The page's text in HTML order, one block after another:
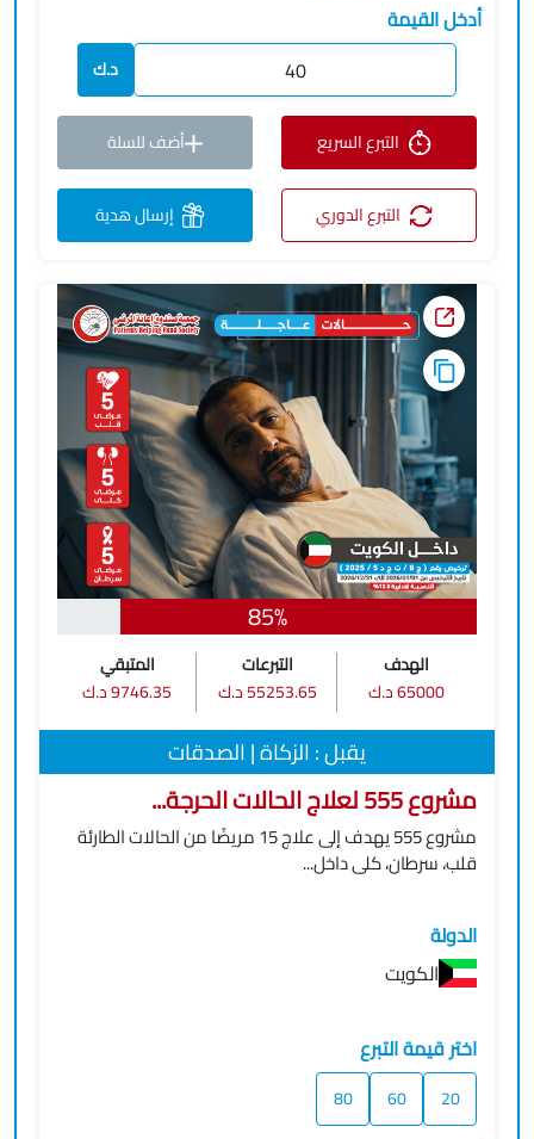
أدخل القيمة
د.ك
التبرع السريع أضف للسلة
التبرع الدوري إرسال هدية
85%
الهدف
65000 د.ك
التبرعات
55253.65 د.ك
المتبقي
9746.35 د.ك
يقبل : الزكاة | الصدقات
مشروع 555 لعلاج الحالات الحرجة...
مشروع 555 يهدف إلى علاج 15 مريضًا من الحالات الطارئة
قلب، سرطان، كلى داخل...
الدولة
الكويت
اختر قيمة التبرع
20
60
80